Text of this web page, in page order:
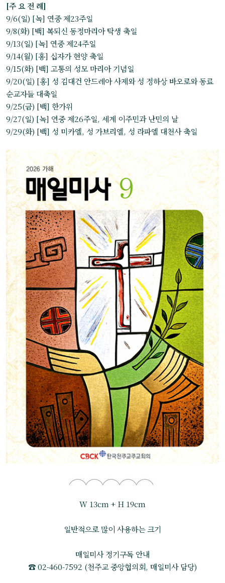
[주 요 전 례]
9/6(일) [녹] 연중 제23주일
9/8(화) [백] 복되신 동정마리아 탁생 축일
9/13(일) [녹] 연중 제24주일
9/14(월) [홍] 십자가 현양 축일
9/15(화) [백] 고통의 성모 마리아 기념일
9/20(일) [홍] 성 김대건 안드레아 사제와 성 정하상 바오로와 동료
순교자들 대축일
9/25(금) [백] 한가위
9/27(일) [녹] 연중 제26주일, 세계 이주민과 난민의 날
9/29(화) [백] 성 미카엘, 성 가브리엘, 성 라파엘 대천사 축일
W 13cm + H 19cm
일반적으로 많이 사용하는 크기
매일미사 정기구독 안내
☎ 02-460-7592 (천주교 중앙협의회, 매일미사 담당)